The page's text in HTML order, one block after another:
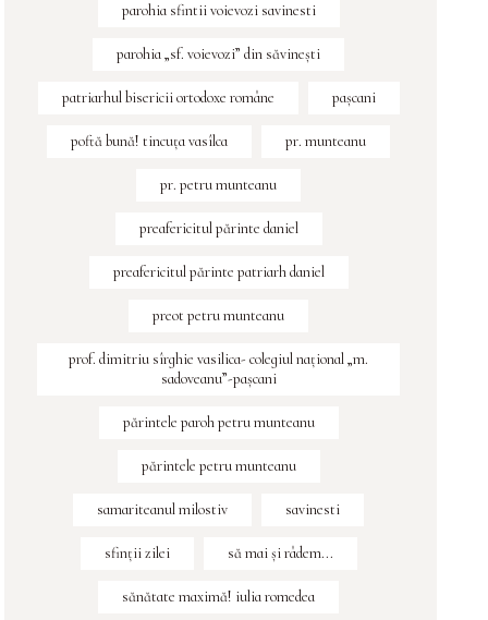
parohia sfintii voievozi savinesti
parohia „sf. voievozi” din săvinești
patriarhul bisericii ortodoxe române pașcani
poftă bună! tincuța vasîlca pr. munteanu
pr. petru munteanu
preafericitul părinte daniel
preafericitul părinte patriarh daniel
preot petru munteanu
prof. dimitriu sîrghie vasilica- colegiul naţional „m.
sadoveanu”-paşcani
părintele paroh petru munteanu
părintele petru munteanu
samariteanul milostiv savinesti
sfinţii zilei să mai și râdem...
sănătate maximă! iulia romedea